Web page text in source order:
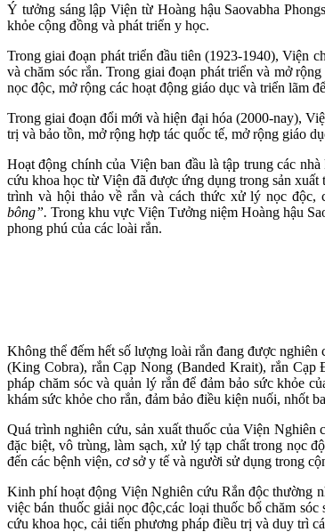
Ý tưởng sáng lập Viện từ Hoàng hậu Saovabha
khỏe cộng đồng và phát triển y học.
Trong giai đoạn phát triển đầu tiên (1923-1940), Viện
và chăm sóc rắn. Trong giai đoạn phát triển và mở
nọc độc, mở rộng các hoạt động giáo dục và triển lãm
Trong giai đoạn đổi mới và hiện đại hóa (2000-nay),
trị và bảo tồn, mở rộng hợp tác quốc tế, mở rộng giáo
Hoạt động chính của Viện ban đầu là tập trung các
cứu khoa học từ Viện đã được ứng dụng trong sản
trình và hội thảo về rắn và cách thức xử lý nọc độc,
bông”. Trong khu vực Viện Tưởng niệm Hoàng hậu
phong phú của các loài rắn.
Không thể đếm hết số lượng loài rắn đang được
(King Cobra), rắn Cạp Nong (Banded Krait), rắn
pháp chăm sóc và quản lý rắn để đảm bảo sức khỏe
khám sức khỏe cho rắn, đảm bảo điều kiện nuối, nhốt
Quá trình nghiên cứu, sản xuất thuốc của Viện Nghiên
đặc biệt, vô trùng, làm sạch, xử lý tạp chất trong nọc
đến các bệnh viện, cơ sở y tế và người sử dụng trong
Kinh phí hoạt động Viện Nghiên cứu Rắn độc thường
việc bán thuốc giải nọc độc,các loại thuốc bổ chăm
cứu khoa học, cải tiến phương pháp điều trị và duy trì